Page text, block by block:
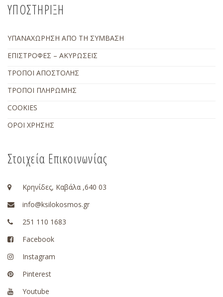
ΥΠΟΣΤΗΡΙΞΗ
ΥΠΑΝΑΧΩΡΗΣΗ ΑΠΟ ΤΗ ΣΥΜΒΑΣΗ
ΕΠΙΣΤΡΟΦΕΣ – ΑΚΥΡΩΣΕΙΣ
ΤΡΟΠΟΙ ΑΠΟΣΤΟΛΗΣ
ΤΡΟΠΟΙ ΠΛΗΡΩΜΗΣ
COOKIES
ΟΡΟΙ ΧΡΗΣΗΣ
Στοιχεία Επικοινωνίας
Κρηνίδες, Καβάλα ,640 03
info@ksilokosmos.gr
251 110 1683
Facebook
Instagram
Pinterest
Youtube